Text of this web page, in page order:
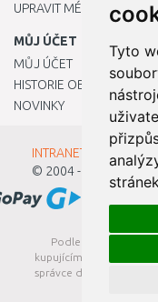
Tyto
UPRAVIT MÉ PŘEDVOLBY
MŮJ ÚČET
MŮJ ÚČET
HISTORIE OBJEDNÁVEK
NOVINKY
INTRANET -
© 2004 - 2026
Podle zákona o
kupujícímu účtenku.
správce daně online; v